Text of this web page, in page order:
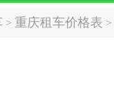
> 重庆租车价格表 >